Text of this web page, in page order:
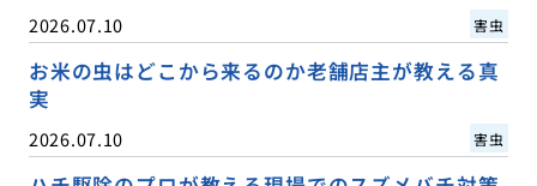
2026.07.10 害虫
お米の虫はどこから来るのか老舗店主が教える真
実
2026.07.10 害虫